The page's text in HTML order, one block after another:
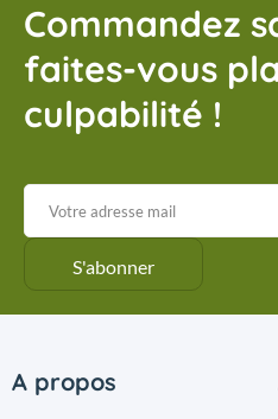
Commandez
faites-vous
culpabilité !
A propos